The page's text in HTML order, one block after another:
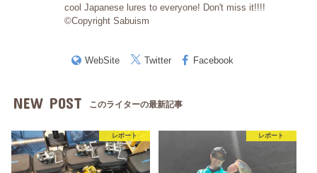
cool Japanese lures to everyone! Don't miss it!!!!
©Copyright Sabuism
WebSite Twitter Facebook
NEW POST このライターの最新記事
レポート レポート